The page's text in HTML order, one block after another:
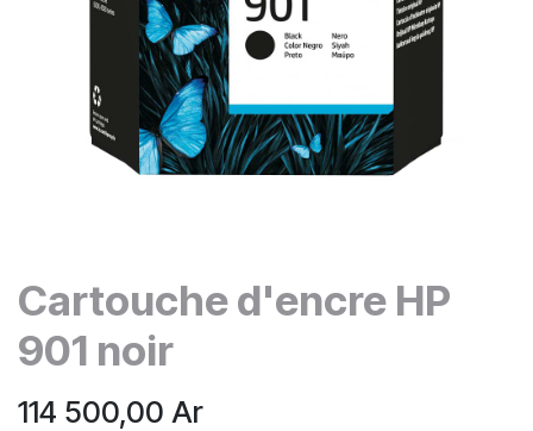
Cartouche d'encre HP
901 noir
114 500,00 Ar